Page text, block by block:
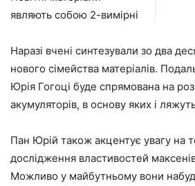
являють собою 2-вимірні
Наразі вчені синтезували зо два
нового сімейства матеріалів.
Юрія Гогоці буде спрямована на
акумуляторів, в основу яких і
Пан Юрій також акцентує увагу на
дослідження властивостей
Можливо у майбутньому вони